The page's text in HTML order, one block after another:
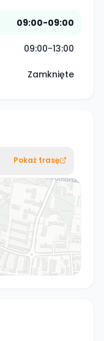
09:00-09:00
09:00-13:00
Zamknięte
Pokaż trasę